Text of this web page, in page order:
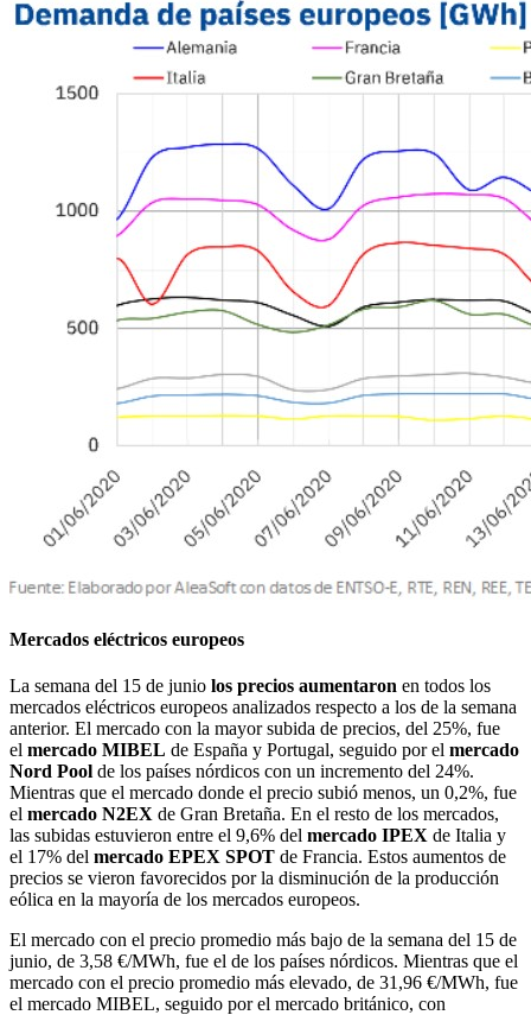
Mercados eléctricos europeos
La semana del 15 de junio los precios aumentaron en todos los
mercados eléctricos europeos analizados respecto a los de la semana
anterior. El mercado con la mayor subida de precios, del 25%, fue
el mercado MIBEL de España y Portugal, seguido por el mercado
Nord Pool de los países nórdicos con un incremento del 24%.
Mientras que el mercado donde el precio subió menos, un 0,2%, fue
el mercado N2EX de Gran Bretaña. En el resto de los mercados,
las subidas estuvieron entre el 9,6% del mercado IPEX de Italia y
el 17% del mercado EPEX SPOT de Francia. Estos aumentos de
precios se vieron favorecidos por la disminución de la producción
eólica en la mayoría de los mercados europeos.
El mercado con el precio promedio más bajo de la semana del 15 de
junio, de 3,58 €/MWh, fue el de los países nórdicos. Mientras que el
mercado con el precio promedio más elevado, de 31,96 €/MWh, fue
el mercado MIBEL, seguido por el mercado británico, con